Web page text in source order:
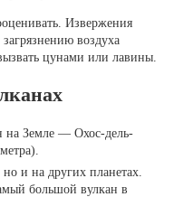
Извержения
воздуха
цунами или лавины.
на Земле — Охос-дель-
и на других планетах.
большой вулкан в